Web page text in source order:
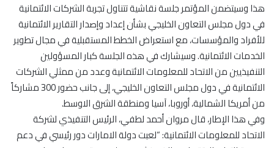
هذا وسيتضمن المؤتمر جلسة نقاشية تتناول تجربة الشركات الائتمانية
في دول مجلس التعاون الخليجي بشأن إعداد وإصدار التقارير الائتمانية
للأفراد والمؤسسات، مع استعراض الخطط المستقبلية في مجال تطوير
الخدمات الائتمانية. وسيشارك في هذه الجلسة كبار المسؤولين
التنفيذيين من الاتحاد للمعلومات الائتمانية وعدد من ممثلي الشركات
الائتمانية في دول مجلس التعاون الخليجي، إلى جانب حضور 300 مشاركاً
من أمريكا الشمالية، أوروبا، آسيا ومنطقة الشرق الاوسط.
وفي هذا الإطار، قال مروان أحمد لطفي، الرئيس التنفيذي لشركة
الاتحاد للمعلومات الائتمانية: “لعبت دولة الامارات دور رئيسي في دعم